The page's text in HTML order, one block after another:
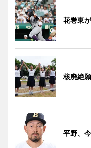
花巻東
核廃絶
平野、